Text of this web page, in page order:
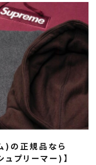
の正規品なら
プリーマー)】